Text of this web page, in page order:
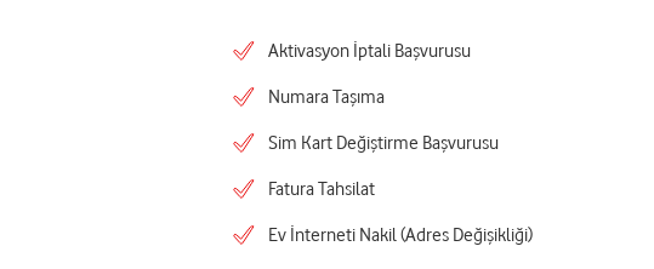
Aktivasyon İptali Başvurusu
Numara Taşıma
Sim Kart Değiştirme Başvurusu
Fatura Tahsilat
Ev İnterneti Nakil (Adres Değişikliği)